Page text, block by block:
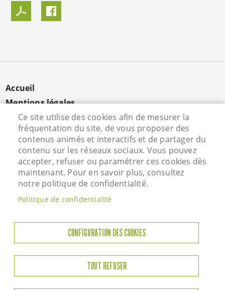
MENU
PIED
PAGE
Accueil
Mentions légales
Données personnelles
Cookies
Contact
S'identifier
Hôtel de Ville - Rue Vieille Saint Martin - 95800
Courdimanche - Tél. 01 34 46 72 00
Horaires d'ouverture
Mardi : 8h45-12h00 / 13h45-17h45
Jeudi : 8h45-12h00 / 13h45-17h45
Ce site utilise des cookies afin de mesurer la
fréquentation du site, de vous proposer des
contenus animés et interactifs et de partager du
contenu sur les réseaux sociaux. Vous pouvez
accepter, refuser ou paramétrer ces cookies dès
maintenant. Pour en savoir plus, consultez
notre politique de confidentialité.
Politique de confidentialité
CONFIGURATION DES COOKIES
TOUT REFUSER